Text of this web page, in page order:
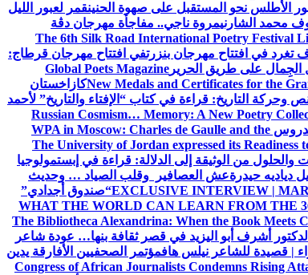
الأطلس نحو المستقبل على صهوة الحنينقمر لعبور الليل
محمد الشارنيمروة ناجي.. مفاجأة مهرجان دڨة
The 6th Silk Road International Poetry Festival
تغرد في افتتاح مهرجان بنزرتفي افتتاح مهرجان قرطاج:
الجِمال على طريق الحرير Global Poets Magazine
New Medals and Certificates for theكازاخستان
وحركة التاريخ: قراءة في كتاب “الإفتاء والتاريخ” لأحمد
Russian Cosmism… Memory: A New Poetry
WPA in Moscow: Charles de Gaulle and the
The University of Jordan expressed its Readiness
والحلول من الوثيقة إلى الدلالة: قراءة في إبستمولوجيا
دياديه حيدرةعش العصافير وقلب الصياد … وحديث
EXCLUSIVE INTERVIEW |“صندوق أجدادي”
WHAT THE WORLD CAN LEARN FROM THE
The Bibliotheca Alexandrina: When the Book Meets
أشرف أبو اليزيد في قصر ثقافة بنها… عودة شاعر
| قصيدة للشاعر نيلس هافمؤتمر الصحفيين الأفارقة يدين
Congress of African Journalists Condemns Rising